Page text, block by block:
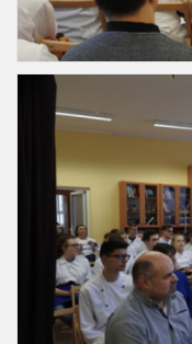
Slajd5